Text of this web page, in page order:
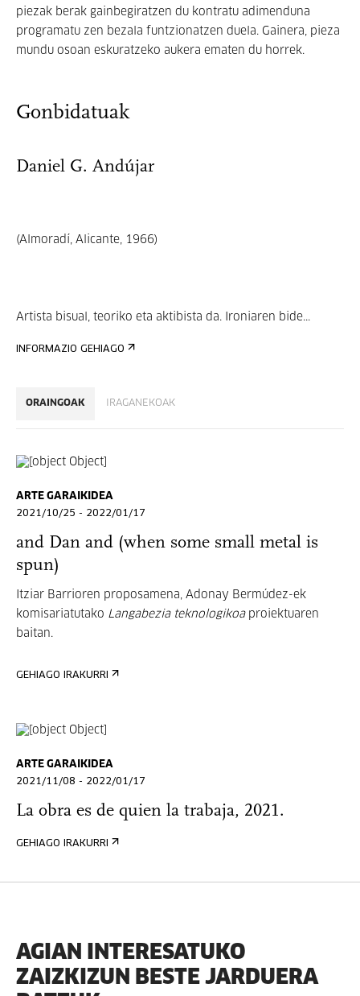
piezak berak gainbegiratzen du kontratu adimenduna
programatu zen bezala funtzionatzen duela. Gainera, pieza
mundu osoan eskuratzeko aukera ematen du horrek.
Gonbidatuak
Daniel G. Andújar
(Almoradí, Alicante, 1966)
Artista bisual, teoriko eta aktibista da. Ironiaren bide...
INFORMAZIO GEHIAGO
ORAINGOAK IRAGANEKOAK
ARTE GARAIKIDEA
2021/10/25 - 2022/01/17
and Dan and (when some small metal is
spun)
Itziar Barrioren proposamena, Adonay Bermúdez-ek
komisariatutako Langabezia teknologikoaproiektuaren
baitan.
GEHIAGO IRAKURRI
ARTE GARAIKIDEA
2021/11/08 - 2022/01/17
La obra es de quien la trabaja, 2021.
GEHIAGO IRAKURRI
AGIAN INTERESATUKO
ZAIZKIZUN BESTE JARDUERA